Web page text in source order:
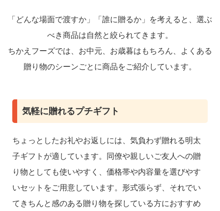
「どんな場面で渡すか」「誰に贈るか」を考えると、選ぶ
べき商品は自然と絞られてきます。
ちかえフーズでは、お中元、お歳暮はもちろん、よくある
贈り物のシーンごとに商品をご紹介しています。
気軽に贈れるプチギフト
ちょっとしたお礼やお返しには、気負わず贈れる明太
子ギフトが適しています。同僚や親しいご友人への贈
り物としても使いやすく、価格帯や内容量を選びやす
いセットをご用意しています。形式張らず、それでい
てきちんと感のある贈り物を探している方におすすめ